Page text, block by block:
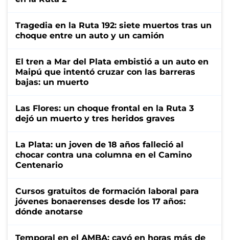
Tragedia en la Ruta 192: siete muertos tras un
choque entre un auto y un camión
El tren a Mar del Plata embistió a un auto en
Maipú que intentó cruzar con las barreras
bajas: un muerto
Las Flores: un choque frontal en la Ruta 3
dejó un muerto y tres heridos graves
La Plata: un joven de 18 años falleció al
chocar contra una columna en el Camino
Centenario
Cursos gratuitos de formación laboral para
jóvenes bonaerenses desde los 17 años:
dónde anotarse
Temporal en el AMBA: cayó en horas más de